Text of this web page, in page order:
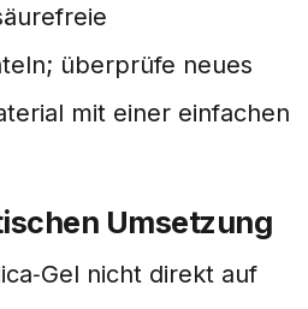
überprüfe neues
mit einer einfachen
Umsetzung
nicht direkt auf